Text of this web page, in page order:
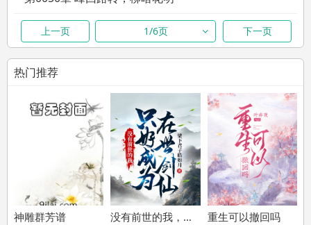
第0051章 一波三折，初入人教
第0052章 千年之约，三个选择
第0053章 天篷入人教，三十六变
第0054章 入无量崖，隐患血轮眼
第0055章 解除隐患，初窥三十六变
第0056章 匆匆三年，三十六变入门
第0057章 玄都解惑
上一页 1/6页 下一页
热门推荐
神雕群芳谱 没有前世的我，只好成为在世剑仙 重生可以撤回吗